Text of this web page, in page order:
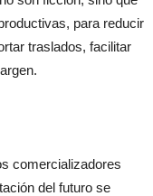
para reducir
traslados, facilitar
comercializadores
del futuro se